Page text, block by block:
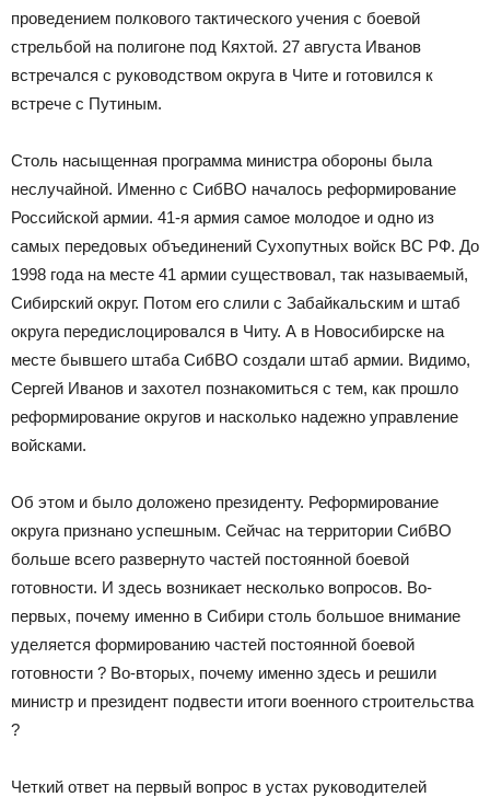
проведением полкового тактического учения с боевой
стрельбой на полигоне под Кяхтой. 27 августа Иванов
встречался с руководством округа в Чите и готовился к
встрече с Путиным.
Столь насыщенная программа министра обороны была
неслучайной. Именно с СибВО началось реформирование
Российской армии. 41-я армия самое молодое и одно из
самых передовых объединений Сухопутных войск ВС РФ. До
1998 года на месте 41 армии существовал, так называемый,
Сибирский округ. Потом его слили с Забайкальским и штаб
округа передислоцировался в Читу. А в Новосибирске на
месте бывшего штаба СибВО создали штаб армии. Видимо,
Сергей Иванов и захотел познакомиться с тем, как прошло
реформирование округов и насколько надежно управление
войсками.
Об этом и было доложено президенту. Реформирование
округа признано успешным. Сейчас на территории СибВО
больше всего развернуто частей постоянной боевой
готовности. И здесь возникает несколько вопросов. Во-
первых, почему именно в Сибири столь большое внимание
уделяется формированию частей постоянной боевой
готовности ? Во-вторых, почему именно здесь и решили
министр и президент подвести итоги военного строительства
?
Четкий ответ на первый вопрос в устах руководителей